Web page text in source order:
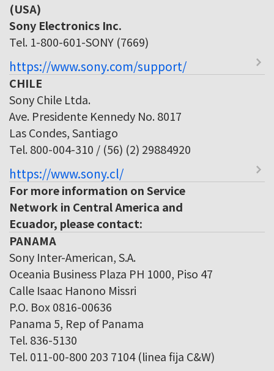
(USA)
Sony Electronics Inc.
Tel. 1-800-601-SONY (7669)
https://www.sony.com/support/
CHILE
Sony Chile Ltda.
Ave. Presidente Kennedy No. 8017
Las Condes, Santiago
Tel. 800-004-310 / (56) (2) 29884920
https://www.sony.cl/
For more information on Service
Network in Central America and
Ecuador, please contact:
PANAMA
Sony Inter-American, S.A.
Oceania Business Plaza PH 1000, Piso 47
Calle Isaac Hanono Missri
P.O. Box 0816-00636
Panama 5, Rep of Panama
Tel. 836-5130
Tel. 011-00-800 203 7104 (linea fija C&W)